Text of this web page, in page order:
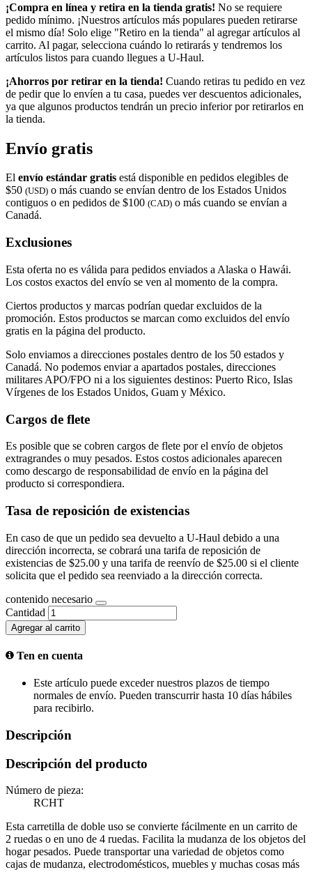
¡Compra en línea y retira en la tienda gratis! No se requiere
pedido mínimo. ¡Nuestros artículos más populares pueden retirarse
el mismo día! Solo elige "Retiro en la tienda" al agregar artículos al
carrito. Al pagar, selecciona cuándo lo retirarás y tendremos los
artículos listos para cuando llegues a U-Haul.
¡Ahorros por retirar en la tienda! Cuando retiras tu pedido en vez
de pedir que lo envíen a tu casa, puedes ver descuentos adicionales,
ya que algunos productos tendrán un precio inferior por retirarlos en
la tienda.
Envío gratis
El envío estándar gratis está disponible en pedidos elegibles de
$50 (USD) o más cuando se envían dentro de los Estados Unidos
contiguos o en pedidos de $100 (CAD) o más cuando se envían a
Canadá.
Exclusiones
Esta oferta no es válida para pedidos enviados a Alaska o Hawái.
Los costos exactos del envío se ven al momento de la compra.
Ciertos productos y marcas podrían quedar excluidos de la
promoción. Estos productos se marcan como excluidos del envío
gratis en la página del producto.
Solo enviamos a direcciones postales dentro de los 50 estados y
Canadá. No podemos enviar a apartados postales, direcciones
militares APO/FPO ni a los siguientes destinos: Puerto Rico, Islas
Vírgenes de los Estados Unidos, Guam y México.
Cargos de flete
Es posible que se cobren cargos de flete por el envío de objetos
extragrandes o muy pesados. Estos costos adicionales aparecen
como descargo de responsabilidad de envío en la página del
producto si correspondiera.
Tasa de reposición de existencias
En caso de que un pedido sea devuelto a U-Haul debido a una
dirección incorrecta, se cobrará una tarifa de reposición de
existencias de $25.00 y una tarifa de reenvío de $25.00 si el cliente
solicita que el pedido sea reenviado a la dirección correcta.
contenido necesario
Cantidad
Agregar al carrito
Ten en cuenta
Este artículo puede exceder nuestros plazos de tiempo
normales de envío. Pueden transcurrir hasta 10 días hábiles
para recibirlo.
Descripción
Descripción del producto
Número de pieza:
RCHT
Esta carretilla de doble uso se convierte fácilmente en un carrito de
2 ruedas o en uno de 4 ruedas. Facilita la mudanza de los objetos del
hogar pesados. Puede transportar una variedad de objetos como
cajas de mudanza, electrodomésticos, muebles y muchas cosas más